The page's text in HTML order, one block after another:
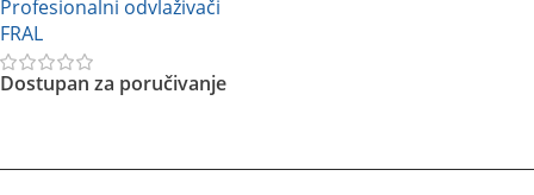
Profesionalni odvlaživači
FRAL
Dostupan za poručivanje